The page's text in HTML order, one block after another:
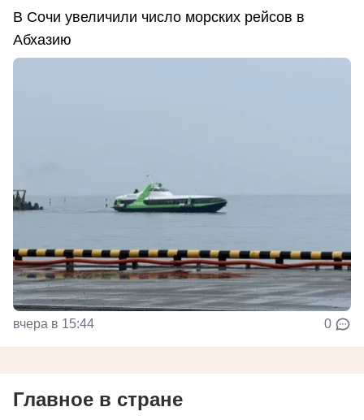
В Сочи увеличили число морских рейсов в
Абхазию
вчера в 15:44 0
Главное в стране